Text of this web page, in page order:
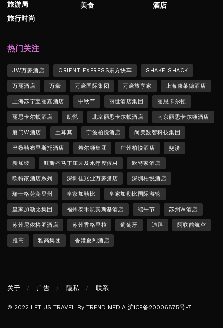
旅游局
旅行时尚
美食
酒店
热门关注
JW万豪酒店 ORIENT EXPRESS东方快车 SHAKE SHACK
万丽酒店 万豪 万豪国际集团 万豪旅享家 上海康莱德酒店
上海苏宁宝丽嘉酒店 中秋节 丽世酒店集团 丽思卡尔顿
丽思卡尔顿酒店 凯悦 北京丽思卡尔顿酒店 南京丽思卡尔顿酒店
厦门W酒店 土耳其 宁波柏悦酒店 尚美数智科技集团
巴黎勒布里斯托酒店 希尔顿集团 广州柏悦酒店 斐济
新加坡 旺斯圣马丁庄园及水疗度假村 欧特家酒店
欧特家酒店系列 深圳佳兆业万豪酒店 深圳柏悦酒店
瑞士格劳宾登州 皇家加勒比 皇家加勒比国际游轮
皇家加勒比集团 福州泰禾凯宾斯基酒店 端午节 苏州W酒店
苏州尼依格罗酒店 苏州香格里拉 葡萄牙 迪拜 阿联酋航空
雅高 雅高集团 香港夏利酒店
关于 广告 隐私 联系
© 2022 LET US TRAVEL By TREND MEDIA 沪ICP备20006875号-7